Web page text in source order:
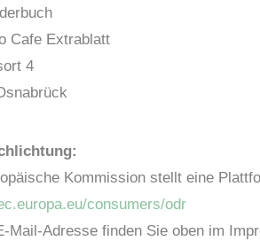
Cafe Extrablatt
4
Kommission stellt eine
consumers/odr
Mail-Adresse finden Sie oben im